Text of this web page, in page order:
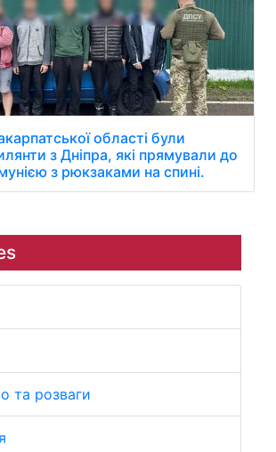
та розваги
області були
з Дніпра, які прямували до
з рюкзаками на спині.